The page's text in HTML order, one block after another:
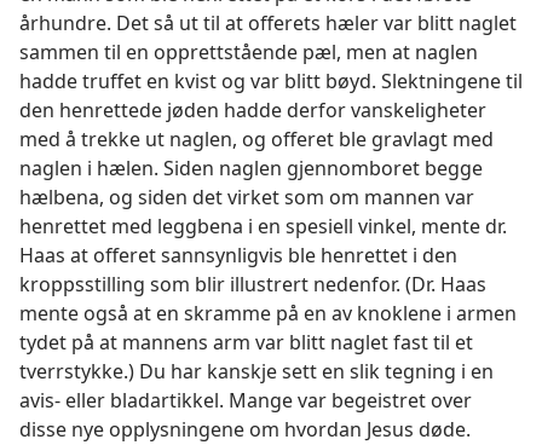
århundre. Det så ut til at offerets hæler var blitt naglet
sammen til en opprettstående pæl, men at naglen
hadde truffet en kvist og var blitt bøyd. Slektningene til
den henrettede jøden hadde derfor vanskeligheter
med å trekke ut naglen, og offeret ble gravlagt med
naglen i hælen. Siden naglen gjennomboret begge
hælbena, og siden det virket som om mannen var
henrettet med leggbena i en spesiell vinkel, mente dr.
Haas at offeret sannsynligvis ble henrettet i den
kroppsstilling som blir illustrert nedenfor. (Dr. Haas
mente også at en skramme på en av knoklene i armen
tydet på at mannens arm var blitt naglet fast til et
tverrstykke.) Du har kanskje sett en slik tegning i en
avis- eller bladartikkel. Mange var begeistret over
disse nye opplysningene om hvordan Jesus døde.